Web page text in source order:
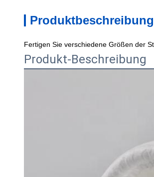
Produktbeschreibung
Fertigen Sie verschiedene Größen der
Produkt-Beschreibung